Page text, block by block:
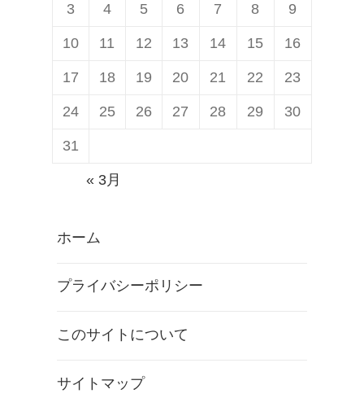
3 4 5 6 7 8 9
10 11 12 13 14 15 16
17 18 19 20 21 22 23
24 25 26 27 28 29 30
31
« 3月
ホーム
プライバシーポリシー
このサイトについて
サイトマップ